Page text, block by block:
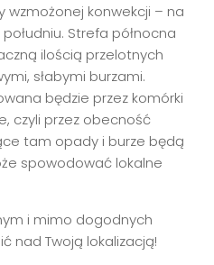
wzmożonej konwekcji – na
Strefa północna
ilością przelotnych
słabymi burzami.
będzie przez komórki
czyli przez obecność
tam opady i burze będą
spowodować lokalne
i mimo dogodnych
nad Twoją lokalizacją!